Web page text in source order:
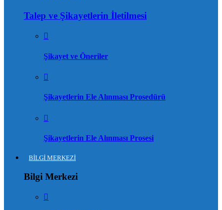
Talep ve Şikayetlerin İletilmesi
Şikayet ve Öneriler
Şikayetlerin Ele Alınması Prosedürü
Şikayetlerin Ele Alınması Prosesi
BİLGİ MERKEZİ
Bilgi Merkezi